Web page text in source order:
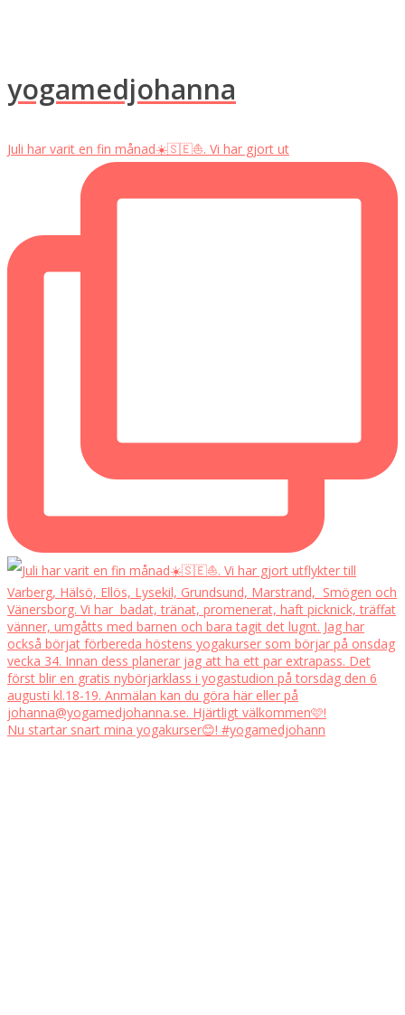
yogamedjohanna
Juli har varit en fin månad☀️🇸🇪⛵️. Vi har gjort ut
Nu startar snart mina yogakurser😊! #yogamedjohann